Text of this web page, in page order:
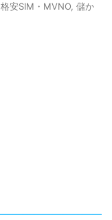
格安SIM・MVNO, 儲か